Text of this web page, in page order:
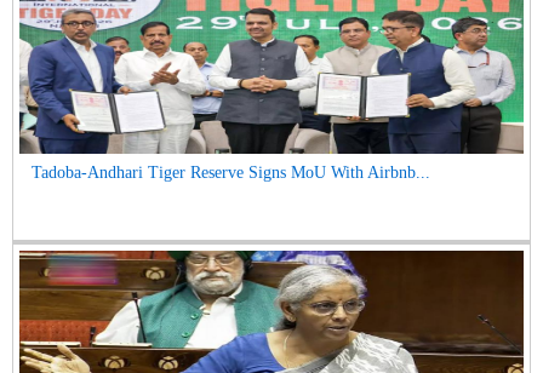
Tadoba-Andhari Tiger Reserve Signs MoU With Airbnb...